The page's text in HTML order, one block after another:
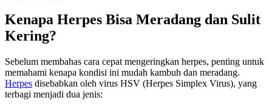
Kenapa Herpes Bisa Meradang dan Sulit
Kering?
Sebelum membahas cara cepat mengeringkan herpes, penting untuk
memahami kenapa kondisi ini mudah kambuh dan meradang.
Herpes disebabkan oleh virus HSV (Herpes Simplex Virus), yang
terbagi menjadi dua jenis: